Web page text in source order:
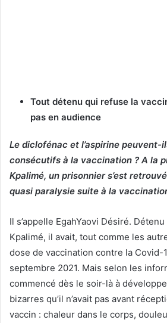
Tout détenu qui refuse la
pas en audience
Le diclofénac et l’aspirine
consécutifs à la vaccination ? A la
Kpalimé, un prisonnier s’est
quasi paralysie suite à la
Il s’appelle EgahYaovi Désiré.
Kpalimé, il avait, tout comme les
dose de vaccination contre la Covid-
septembre 2021. Mais selon les
commencé dès le soir-là à
bizarres qu’il n’avait pas avant
vaccin : chaleur dans le corps,